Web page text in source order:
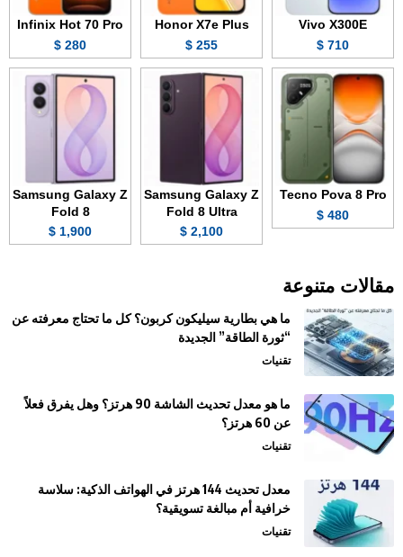
Vivo X300E
710 $
Honor X7e Plus
255 $
Infinix Hot 70 Pro
280 $
Tecno Pova 8 Pro
480 $
Samsung Galaxy Z
Fold 8 Ultra
2,100 $
Samsung Galaxy Z
Fold 8
1,900 $
مقالات متنوعة
ما هي بطارية سيليكون كربون؟ كل ما تحتاج معرفته عن
“ثورة الطاقة” الجديدة
تقنيات
ما هو معدل تحديث الشاشة 90 هرتز؟ وهل يفرق فعلاً
عن 60 هرتز؟
تقنيات
معدل تحديث 144 هرتز في الهواتف الذكية: سلاسة
خرافية أم مبالغة تسويقية؟
تقنيات